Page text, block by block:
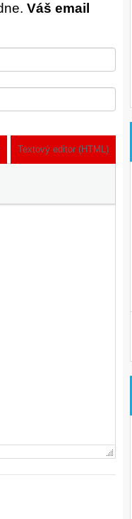
Váš email
Textový editor (HTML)